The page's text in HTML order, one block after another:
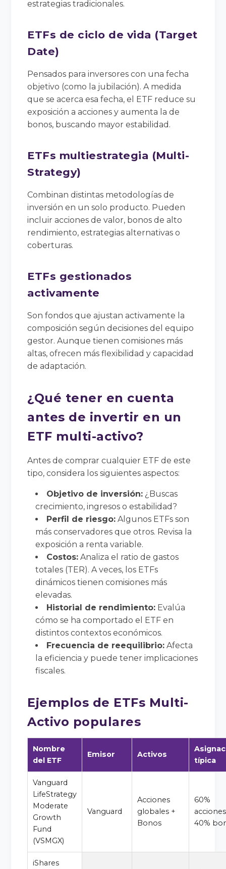
estrategias tradicionales.
ETFs de ciclo de vida (Target
Date)
Pensados para inversores con una fecha
objetivo (como la jubilación). A medida
que se acerca esa fecha, el ETF reduce su
exposición a acciones y aumenta la de
bonos, buscando mayor estabilidad.
ETFs multiestrategia (Multi-
Strategy)
Combinan distintas metodologías de
inversión en un solo producto. Pueden
incluir acciones de valor, bonos de alto
rendimiento, estrategias alternativas o
coberturas.
ETFs gestionados
activamente
Son fondos que ajustan activamente la
composición según decisiones del equipo
gestor. Aunque tienen comisiones más
altas, ofrecen más flexibilidad y capacidad
de adaptación.
¿Qué tener en cuenta
antes de invertir en un
ETF multi-activo?
Antes de comprar cualquier ETF de este
tipo, considera los siguientes aspectos:
Objetivo de inversión: ¿Buscas
crecimiento, ingresos o estabilidad?
Perfil de riesgo: Algunos ETFs son
más conservadores que otros. Revisa la
exposición a renta variable.
Costos: Analiza el ratio de gastos
totales (TER). A veces, los ETFs
dinámicos tienen comisiones más
elevadas.
Historial de rendimiento: Evalúa
cómo se ha comportado el ETF en
distintos contextos económicos.
Frecuencia de reequilibrio: Afecta
la eficiencia y puede tener implicaciones
fiscales.
Ejemplos de ETFs Multi-
Activo populares
Nombre
del ETF
Emisor Activos
típica
Vanguard
LifeStrategy
Moderate
Growth
Fund
(VSMGX)
Vanguard
Acciones
globales +
Bonos
60%
40%
iShares